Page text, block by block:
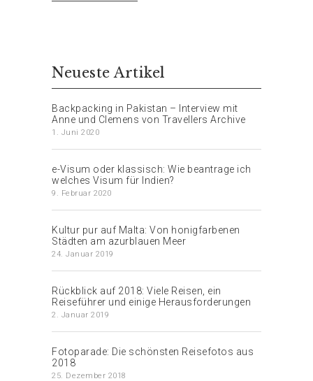
Neueste Artikel
Backpacking in Pakistan – Interview mit
Anne und Clemens von Travellers Archive
1. Juni 2020
e-Visum oder klassisch: Wie beantrage ich
welches Visum für Indien?
9. Februar 2020
Kultur pur auf Malta: Von honigfarbenen
Städten am azurblauen Meer
24. Januar 2019
Rückblick auf 2018: Viele Reisen, ein
Reiseführer und einige Herausforderungen
2. Januar 2019
Fotoparade: Die schönsten Reisefotos aus
2018
25. Dezember 2018